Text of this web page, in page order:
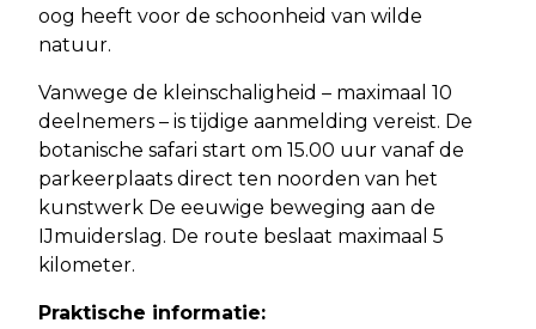
oog heeft voor de schoonheid van wilde
natuur.
Vanwege de kleinschaligheid – maximaal 10
deelnemers – is tijdige aanmelding vereist. De
botanische safari start om 15.00 uur vanaf de
parkeerplaats direct ten noorden van het
kunstwerk De eeuwige beweging aan de
IJmuiderslag. De route beslaat maximaal 5
kilometer.
Praktische informatie: